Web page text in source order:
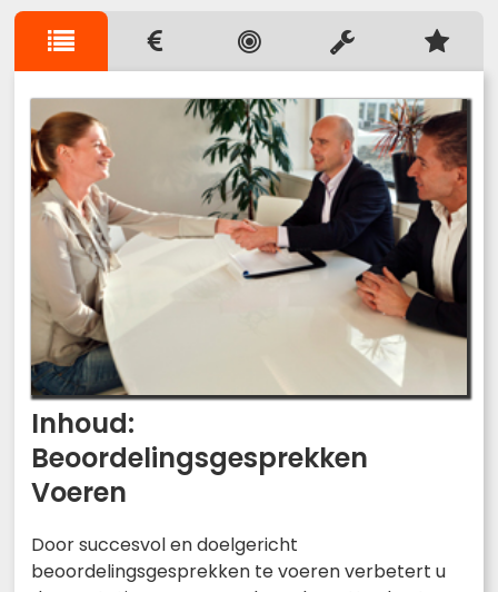
Inhoud:
Beoordelingsgesprekken
Voeren
Door succesvol en doelgericht
beoordelingsgesprekken te voeren verbetert u